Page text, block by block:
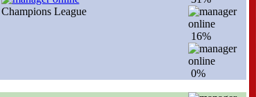
Champions League
16%
0%